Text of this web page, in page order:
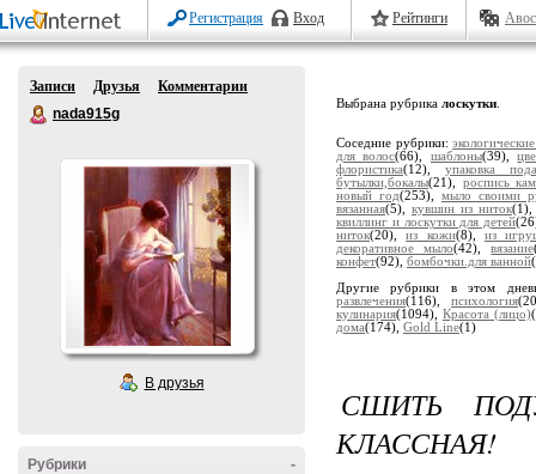
Регистрация Вход Рейтинги
Записи Друзья
Комментарии
nada915g
В друзья
-
Рубрики
Выбрана рубрика лоскутки
Соседние рубрики:
для волос(66), шаблоны(39),
флористика(12), упаковка
бутылки,бокалы(21), роспись
новый год(253), мыло своими
вязанная(5), кувшин из ниток
квиллинг и лоскутки для детей
ниток(20),из кожи(8), из
декоративное мыло(42),вязание
конфет(92), бомбочки.для ванной
Другие рубрики в этом
развлечения(116), психология
кулинария(1094), Красота (лицо)
дома(174), Gold Line(1)
СШИТЬ
КЛАССНАЯ!